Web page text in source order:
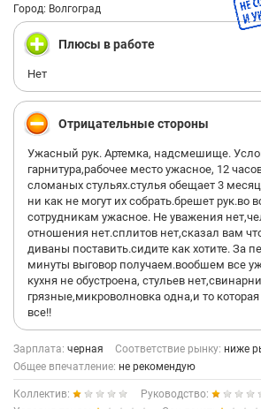
Город: Волгоград
Плюсы в работе
Нет
Отрицательные стороны
Ужасный рук. Артемка, надсмешище.
гарнитура,рабочее место ужасное, 12
сломаных стульях.стулья обещает 3
ни как не могут их собрать.брешет рук.во
сотрудникам ужасное. Не уважения
отношения нет.сплитов нет,сказал вам
диваны поставить.сидите как хотите. За
минуты выговор получаем.вообшем все
кухня не обустроена, стульев
грязные,микроволновка одна,и то
все!!
Зарплата: черная Соответствие рынку: ниже
Общее впечатление: не рекомендую
Коллектив:
Руководство: